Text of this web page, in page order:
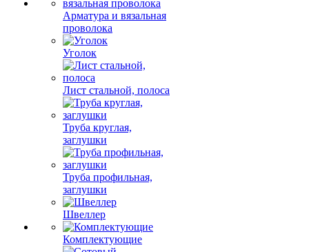
Арматура и вязальная
проволока
Уголок
Лист стальной, полоса
Труба круглая,
заглушки
Труба профильная,
заглушки
Швеллер
Комплектующие